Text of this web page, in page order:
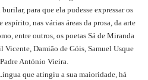
para que ela pudesse expressar os
espírito, nas várias áreas da prosa, da arte
entre outros, os poetas Sá de Miranda
Vicente, Damião de Góis, Samuel Usque
António Vieira.
que atingiu a sua maioridade, há